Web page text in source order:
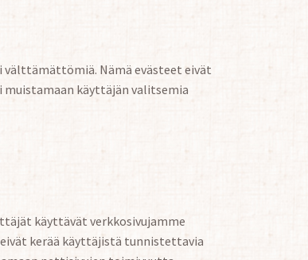
Nämä evästeet eivät
käyttäjän valitsemia
käyttävät verkkosivujamme
kerää käyttäjistä tunnistettavia